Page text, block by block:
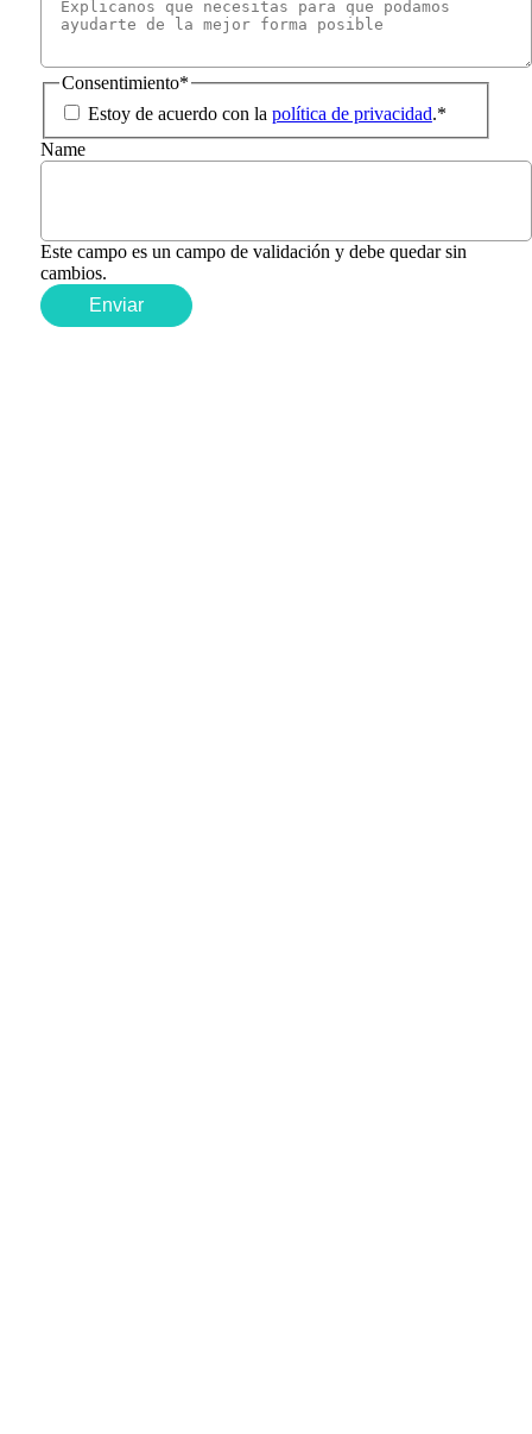
Consentimiento*
Estoy de acuerdo con la política de privacidad.*
Name
Este campo es un campo de validación y debe quedar sin
cambios.